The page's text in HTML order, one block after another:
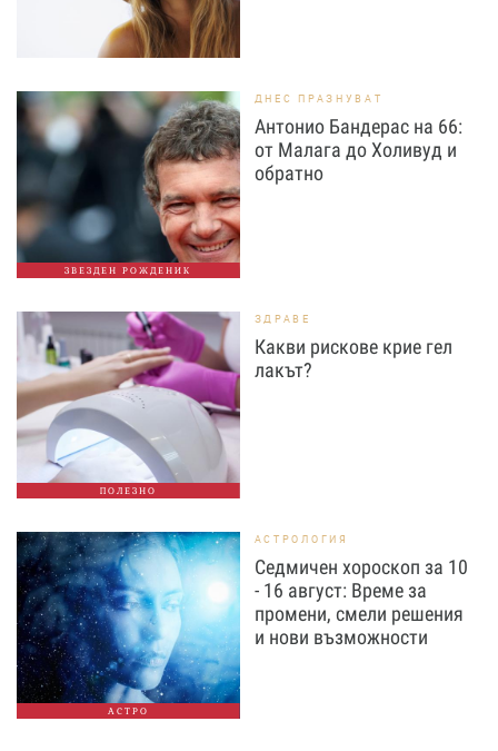
ЗВЕЗДЕН РОЖДЕНИК
ДНЕС ПРАЗНУВАТ
Антонио Бандерас на 66:
от Малага до Холивуд и
обратно
ПОЛЕЗНО
ЗДРАВЕ
Какви рискове крие гел
лакът?
АСТРО
АСТРОЛОГИЯ
Седмичен хороскоп за 10
- 16 август: Време за
промени, смели решения
и нови възможности